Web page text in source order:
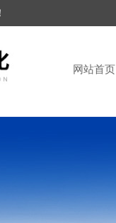
网站首页